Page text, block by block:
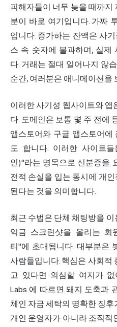
피해자들이 너무 늦을 때까지
분이 바로 여기입니다. 가짜
입니다. 증가하는 잔액은 사
스 속 숫자에 불과하며, 실제
다. 거래는 절대 일어나지 않
순간, 여러분은 애니메이션을
이러한 사기성 웹사이트와 앱
다. 도메인은 보통 몇 주 전에
앱스토어와 구글 앱스토어에
도 합니다. 이러한 사이트
인)"라는 명목으로 신분증을
전적 손실을 입는 동시에 개
된다는 것을 의미합니다.
최근 수법은 단체 채팅방을
익금 스크린샷을 올리는 회
티"에 초대됩니다. 대부분은
사람들입니다. 핵심은 사회적
고 있다면 의심할 여지가 없
Labs 에 따르면 돼지 도축과
체인 자금 세탁의 명확한 징
개인 운영자가 아니라 조직